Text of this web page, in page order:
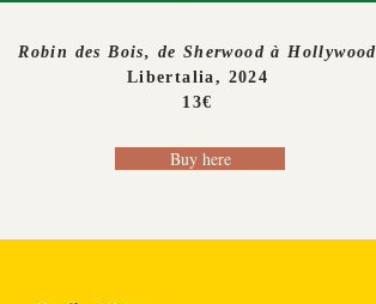
Robin des Bois, de Sherwood à Hollywood
Libertalia, 2024
13€
Buy here